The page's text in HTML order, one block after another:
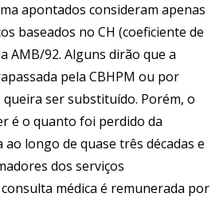
apontados consideram apenas
baseados no CH (coeficiente de
AMB/92. Alguns dirão que a
pela CBHPM ou por
ser substituído. Porém, o
é o quanto foi perdido da
ao longo de quase três décadas e
dos serviços
médica é remunerada por